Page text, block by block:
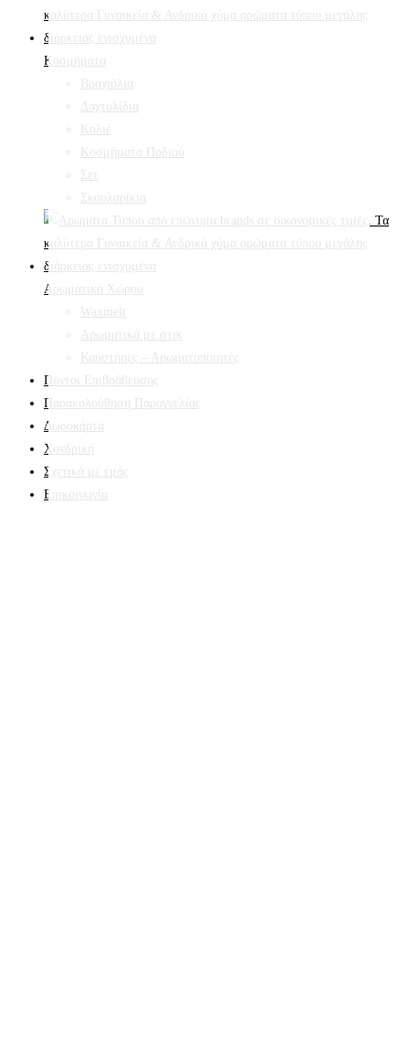
Κοσμήματα
Βραχιόλια
Δαχτυλίδια
Κολιέ
Κοσμήματα Ποδιού
Σετ
Σκουλαρίκια
Αρωματικά Χώρου
Waxmelt
Αρωματικά με στικ
Καυστήρες – Αρωματοποιητές
Πόντοι Επιβράβευσης
Παρακολούθηση Παραγγελίας
Δωροκάρτα
Χονδρική
Σχετικά με εμάς
Επικοινωνία